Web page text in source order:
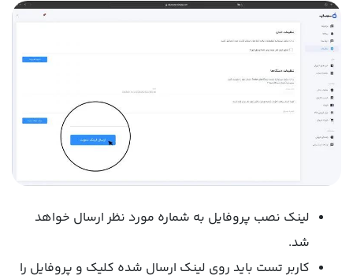
لینک نصب پروفایل به شماره مورد نظر ارسال خواهد
شد.
کاربر تست باید روی لینک ارسال شده کلیک و پروفایل را